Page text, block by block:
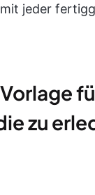
jeder
zu